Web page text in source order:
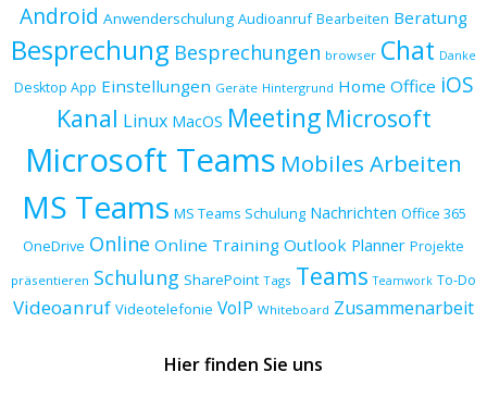
Android Anwenderschulung Audioanruf Bearbeiten Beratung
Besprechung Besprechungen browser Chat Danke
Desktop App Einstellungen Geräte Hintergrund Home Office iOS
Kanal Linux MacOS Meeting Microsoft
Microsoft Teams Mobiles Arbeiten
MS Teams MS Teams Schulung Nachrichten Office 365
OneDrive Online Online Training Outlook Planner Projekte
präsentieren Schulung SharePoint Tags Teams Teamwork To-Do
Videoanruf Videotelefonie VoIP Whiteboard Zusammenarbeit
Hier finden Sie uns